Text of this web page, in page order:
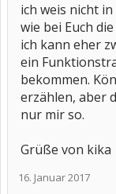
ist für Menschen,
bettlägerig sind,
und Fachärzte
oder früh genug
Untersuchungen
Überweisung an
man kann noch
Frühstück
Clara
ich weis nicht
wie bei Euch
ich kann eher
ein
bekommen.
erzählen, aber
nur mir so.
Grüße von kika
16. Januar 2017